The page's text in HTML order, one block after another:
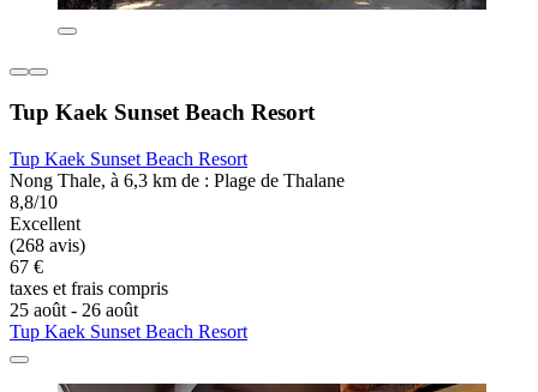
Tup Kaek Sunset Beach Resort
Tup Kaek Sunset Beach Resort
Nong Thale, à 6,3 km de : Plage de Thalane
8,8/10
Excellent
(268 avis)
67 €
taxes et frais compris
25 août - 26 août
Tup Kaek Sunset Beach Resort